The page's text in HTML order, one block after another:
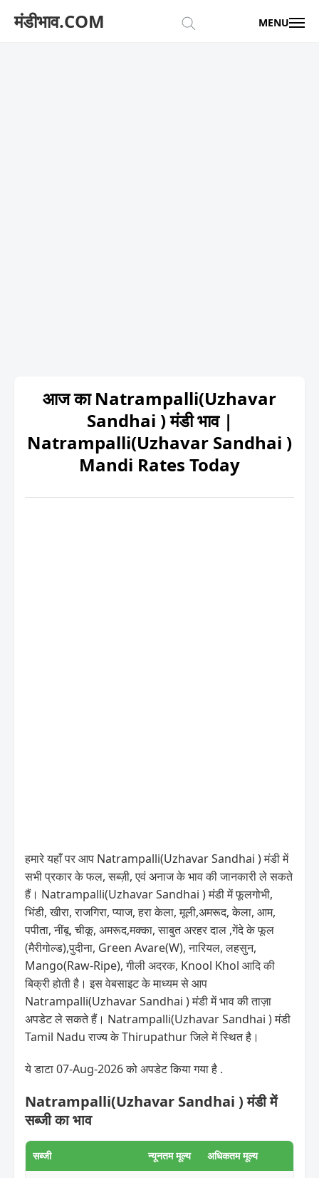
मंडीभाव.COM MENU
आज का Natrampalli(Uzhavar
Sandhai ) मंडी भाव |
Natrampalli(Uzhavar Sandhai )
Mandi Rates Today
हमारे यहाँ पर आप Natrampalli(Uzhavar Sandhai ) मंडी में
सभी प्रकार के फल, सब्ज़ी, एवं अनाज के भाव की जानकारी ले सकते
हैं। Natrampalli(Uzhavar Sandhai ) मंडी में फूलगोभी,
भिंडी, खीरा, राजगिरा, प्याज, हरा केला, मूली,अमरूद, केला, आम,
पपीता, नींबू, चीकू, अमरूद,मक्का, साबुत अरहर दाल ,गेंदे के फूल
(मैरीगोल्ड),पुदीना, Green Avare(W), नारियल, लहसुन,
Mango(Raw-Ripe), गीली अदरक, Knool Khol आदि की
बिक्री होती है। इस वेबसाइट के माध्यम से आप
Natrampalli(Uzhavar Sandhai ) मंडी में भाव की ताज़ा
अपडेट ले सकते हैं। Natrampalli(Uzhavar Sandhai ) मंडी
Tamil Nadu राज्य के Thirupathur जिले में स्थित है।
ये डाटा 07-Aug-2026 को अपडेट किया गया है .
Natrampalli(Uzhavar Sandhai ) मंडी में
सब्जी का भाव
सब्जी न्यूनतम मूल्य अधिकतम मूल्य